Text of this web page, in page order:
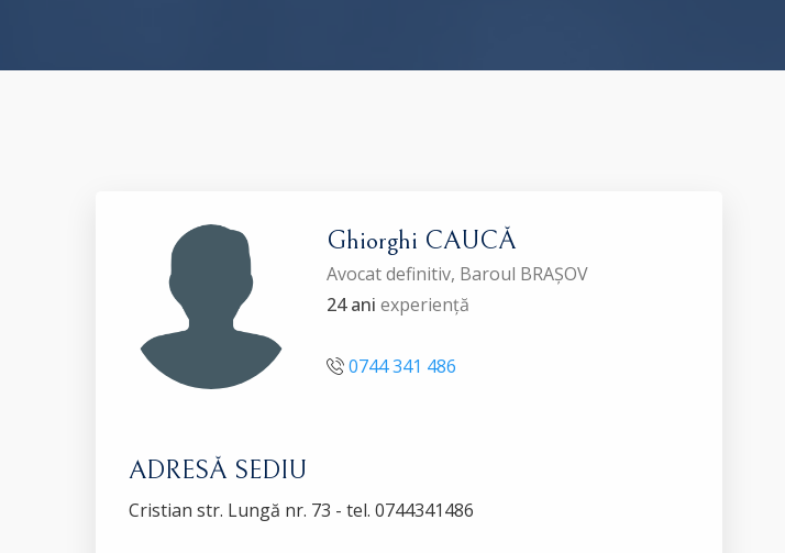
Ghiorghi CAUCĂ
Avocat definitiv, Baroul BRAȘOV
24 ani experiență
0744 341 486
ADRESĂ SEDIU
Cristian str. Lungă nr. 73 - tel. 0744341486